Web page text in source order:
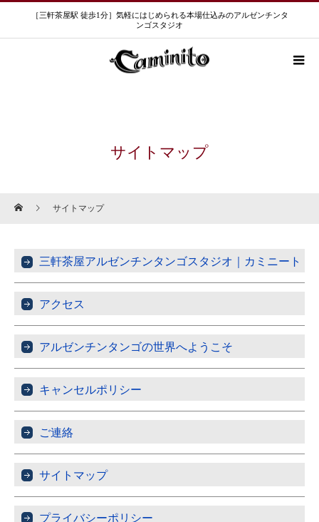
［三軒茶屋駅 徒歩1分］気軽にはじめられる本場仕込みのアルゼンチンタ
ンゴスタジオ
サイトマップ
サイトマップ
三軒茶屋アルゼンチンタンゴスタジオ｜カミニート
アクセス
アルゼンチンタンゴの世界へようこそ
キャンセルポリシー
ご連絡
サイトマップ
プライバシーポリシー